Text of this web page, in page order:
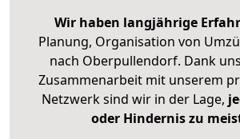
Wir haben langjährige
Planung, Organisation von
nach Oberpullendorf. Dank
Zusammenarbeit mit unserem
Netzwerk sind wir in der Lage,
oder Hindernis zu